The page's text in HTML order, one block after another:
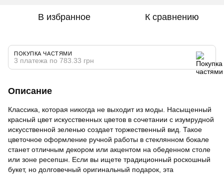
В избранное К сравнению
ПОКУПКА ЧАСТЯМИ
3 платежа по 783.33 грн
Описание
Классика, которая никогда не выходит из моды. Насыщенный
красный цвет искусственных цветов в сочетании с изумрудной
искусственной зеленью создает торжественный вид. Такое
цветочное оформление ручной работы в стеклянном бокале
станет отличным декором или акцентом на обеденном столе
или зоне ресепшн. Если вы ищете традиционный роскошный
букет, но долговечный оригинальный подарок, эта